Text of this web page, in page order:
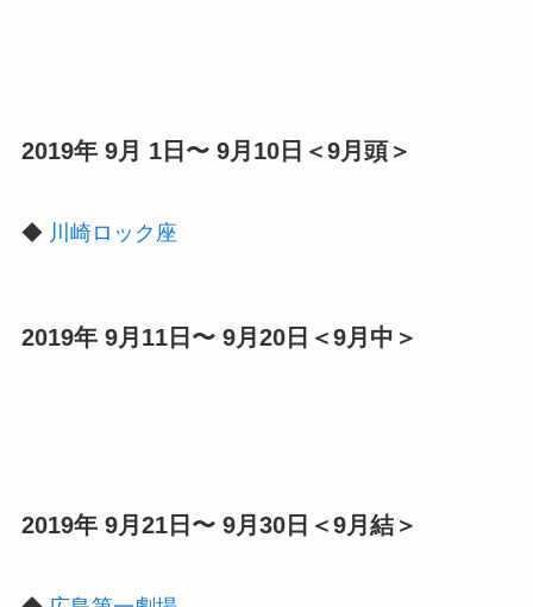
2019年 9月 1日〜 9月10日＜9月頭＞
◆ 川崎ロック座
2019年 9月11日〜 9月20日＜9月中＞
2019年 9月21日〜 9月30日＜9月結＞